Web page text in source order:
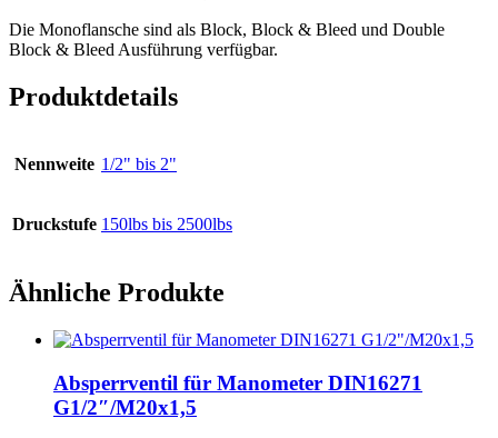
Die Monoflansche sind als Block, Block & Bleed und Double
Block & Bleed Ausführung verfügbar.
Produktdetails
Nennweite 1/2" bis 2"
Druckstufe 150lbs bis 2500lbs
Ähnliche Produkte
Absperrventil für Manometer DIN16271
G1/2″/M20x1,5